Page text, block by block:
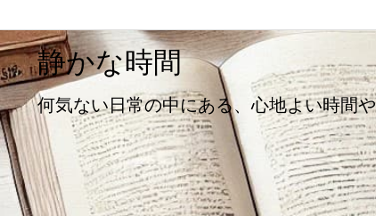
静かな時間
何気ない日常の中にある、心地よい時間